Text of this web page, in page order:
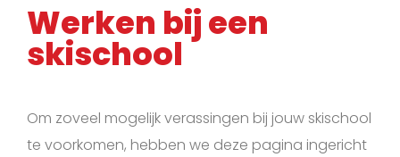
Werken bij een
skischool
Om zoveel mogelijk verassingen bij jouw skischool
te voorkomen, hebben we deze pagina ingericht